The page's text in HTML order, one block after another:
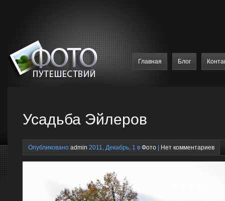
Главная Блог
Усадьба Эйлеров
Опубликовано admin 2011, Декабрь, 1 в Фото Нет комментариев